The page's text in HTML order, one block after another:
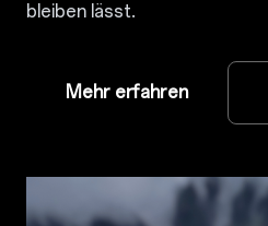
bleiben lässt.
Mehr erfahren